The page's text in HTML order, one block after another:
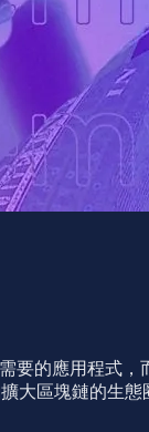
要的應用程式
大區塊鏈的生態